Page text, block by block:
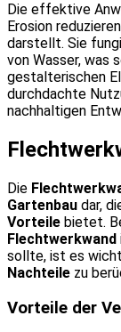
Die effektive
Erosion
darstellt. Sie
von Wasser, was
gestalterischen
durchdachte
nachhaltigen
Die
Gartenbau dar,
Vorteile bietet.
Flechtwerkwand
sollte, ist es
Nachteile zu
Vorteile der